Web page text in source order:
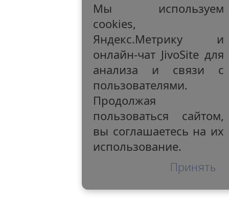
Мы используем
cookies,
Яндекс.Метрику и
онлайн-чат JivoSite для
анализа и связи с
пользователями.
Продолжая
пользоваться сайтом,
вы соглашаетесь на их
использование.
Принять